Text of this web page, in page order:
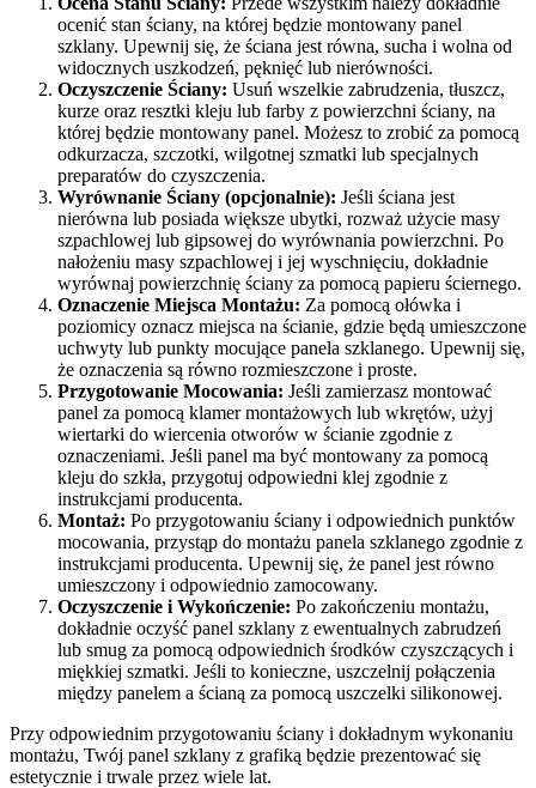
ocenić stan ściany, na której będzie montowany panel
szklany. Upewnij się, że ściana jest równa, sucha i wolna od
widocznych uszkodzeń, pęknięć lub nierówności.
Oczyszczenie Ściany: Usuń wszelkie zabrudzenia, tłuszcz,
kurze oraz resztki kleju lub farby z powierzchni ściany, na
której będzie montowany panel. Możesz to zrobić za pomocą
odkurzacza, szczotki, wilgotnej szmatki lub specjalnych
preparatów do czyszczenia.
Wyrównanie Ściany (opcjonalnie): Jeśli ściana jest
nierówna lub posiada większe ubytki, rozważ użycie masy
szpachlowej lub gipsowej do wyrównania powierzchni. Po
nałożeniu masy szpachlowej i jej wyschnięciu, dokładnie
wyrównaj powierzchnię ściany za pomocą papieru ściernego.
Oznaczenie Miejsca Montażu: Za pomocą ołówka i
poziomicy oznacz miejsca na ścianie, gdzie będą umieszczone
uchwyty lub punkty mocujące panela szklanego. Upewnij się,
że oznaczenia są równo rozmieszczone i proste.
Przygotowanie Mocowania: Jeśli zamierzasz montować
panel za pomocą klamer montażowych lub wkrętów, użyj
wiertarki do wiercenia otworów w ścianie zgodnie z
oznaczeniami. Jeśli panel ma być montowany za pomocą
kleju do szkła, przygotuj odpowiedni klej zgodnie z
instrukcjami producenta.
Montaż: Po przygotowaniu ściany i odpowiednich punktów
mocowania, przystąp do montażu panela szklanego zgodnie z
instrukcjami producenta. Upewnij się, że panel jest równo
umieszczony i odpowiednio zamocowany.
Oczyszczenie i Wykończenie: Po zakończeniu montażu,
dokładnie oczyść panel szklany z ewentualnych zabrudzeń
lub smug za pomocą odpowiednich środków czyszczących i
miękkiej szmatki. Jeśli to konieczne, uszczelnij połączenia
między panelem a ścianą za pomocą uszczelki silikonowej.
Przy odpowiednim przygotowaniu ściany i dokładnym wykonaniu
montażu, Twój panel szklany z grafiką będzie prezentować się
estetycznie i trwale przez wiele lat.